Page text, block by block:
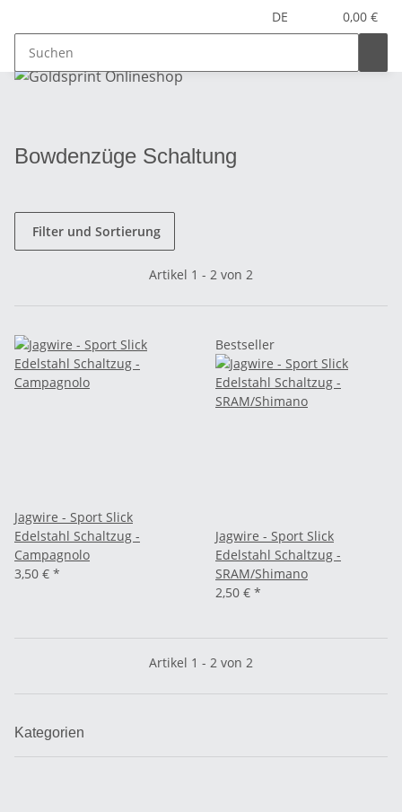
DE 0,00 €
Bowdenzüge Schaltung
Filter und Sortierung
Artikel 1 - 2 von 2
Jagwire - Sport Slick
Edelstahl Schaltzug -
Campagnolo
3,50 € *
Bestseller
Jagwire - Sport Slick
Edelstahl Schaltzug -
SRAM/Shimano
2,50 € *
Artikel 1 - 2 von 2
Kategorien